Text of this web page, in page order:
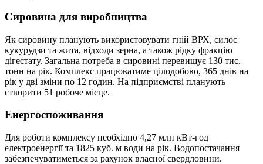
Сировина для виробництва
Як сировину планують використовувати гній ВРХ, силос
кукурудзи та жита, відходи зерна, а також рідку фракцію
дігестату. Загальна потреба в сировині перевищує 130 тис.
тонн на рік. Комплекс працюватиме цілодобово, 365 днів на
рік у дві зміни по 12 годин. На підприємстві планують
створити 51 робоче місце.
Енергоспоживання
Для роботи комплексу необхідно 4,27 млн кВт-год
електроенергії та 1825 куб. м води на рік. Водопостачання
забезпечуватиметься за рахунок власної свердловини.